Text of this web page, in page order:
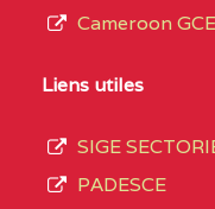
CENTRE
du
de
septembre
Cameroon
Liens utiles
SIGE
PADESCE